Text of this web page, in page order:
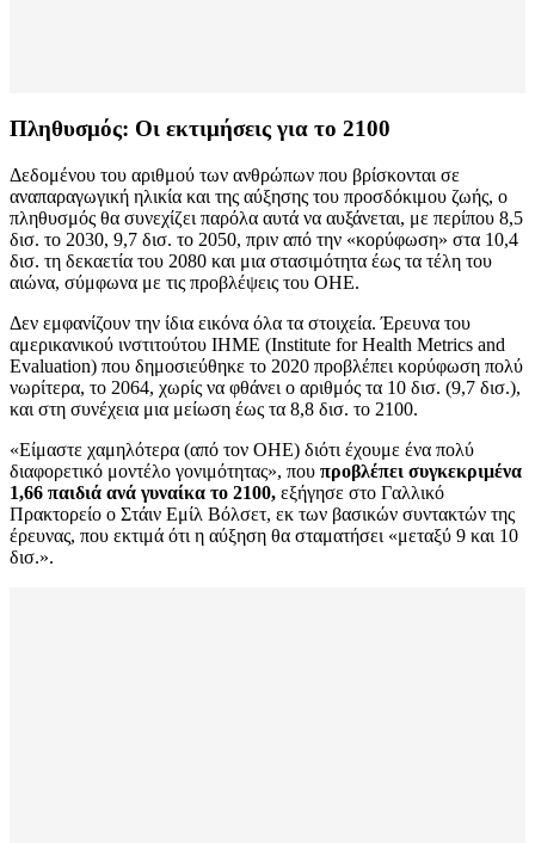
Πληθυσμός: Οι εκτιμήσεις για το 2100
Δεδομένου του αριθμού των ανθρώπων που βρίσκονται σε
αναπαραγωγική ηλικία και της αύξησης του προσδόκιμου ζωής, ο
πληθυσμός θα συνεχίζει παρόλα αυτά να αυξάνεται, με περίπου 8,5
δισ. το 2030, 9,7 δισ. το 2050, πριν από την «κορύφωση» στα 10,4
δισ. τη δεκαετία του 2080 και μια στασιμότητα έως τα τέλη του
αιώνα, σύμφωνα με τις προβλέψεις του ΟΗΕ.
Δεν εμφανίζουν την ίδια εικόνα όλα τα στοιχεία. Έρευνα του
αμερικανικού ινστιτούτου IHME (Institute for Health Metrics and
Evaluation) που δημοσιεύθηκε το 2020 προβλέπει κορύφωση πολύ
νωρίτερα, το 2064, χωρίς να φθάνει ο αριθμός τα 10 δισ. (9,7 δισ.),
και στη συνέχεια μια μείωση έως τα 8,8 δισ. το 2100.
«Είμαστε χαμηλότερα (από τον ΟΗΕ) διότι έχουμε ένα πολύ
διαφορετικό μοντέλο γονιμότητας», που προβλέπει συγκεκριμένα
1,66 παιδιά ανά γυναίκα το 2100, εξήγησε στο Γαλλικό
Πρακτορείο ο Στάιν Εμίλ Βόλσετ, εκ των βασικών συντακτών της
έρευνας, που εκτιμά ότι η αύξηση θα σταματήσει «μεταξύ 9 και 10
δισ.».